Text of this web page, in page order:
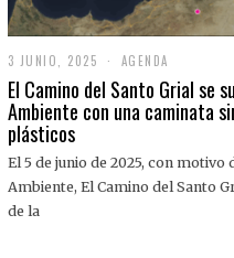
3 JUNIO, 2025
J
U
N
,
0
AGENDA
El Camino del Santo Grial se
Ambiente con una caminata
plásticos
El 5 de junio de 2025, con motivo
Ambiente, El Camino del Santo
de la